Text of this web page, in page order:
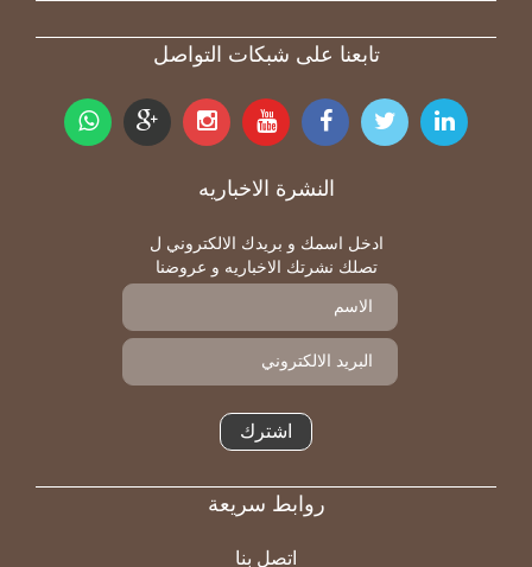
تابعنا على شبكات التواصل
النشرة الاخباريه
ادخل اسمك و بريدك الالكتروني ل
تصلك نشرتك الاخباريه و عروضنا
اشترك
روابط سريعة
اتصل بنا